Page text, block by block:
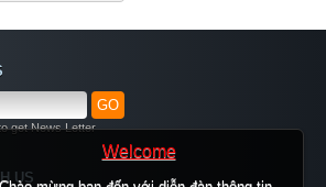
Welcome
GO
get News Letter
US